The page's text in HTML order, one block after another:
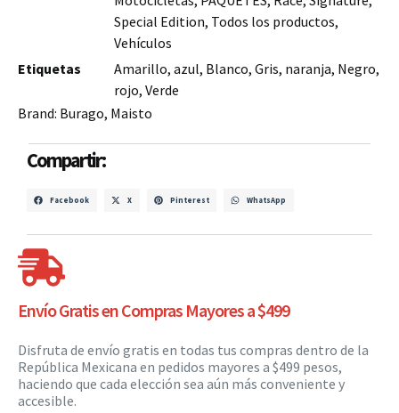
Special Edition, Todos los productos,
Vehículos
Etiquetas
Amarillo, azul, Blanco, Gris, naranja, Negro,
rojo, Verde
Brand: Burago, Maisto
Compartir:
Facebook X Pinterest WhatsApp
Envío Gratis en Compras Mayores a $499
Disfruta de envío gratis en todas tus compras dentro de la
República Mexicana en pedidos mayores a $499 pesos,
haciendo que cada elección sea aún más conveniente y
accesible.